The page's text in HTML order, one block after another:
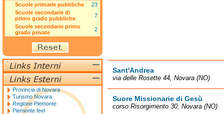
Sant'Andrea
via delle Rosette 44, Novara (NO)
Suore Missionarie di Gesù
corso Risorgimento 30, Novara (NO)
Scuole primarie pubbliche
23
Scuole secondarie di
primo grado pubbliche
7
Scuole secondarie primo
grado private
2
Provincia di Novara
Turismo Novara
Regione Piemonte
Piemonte feel